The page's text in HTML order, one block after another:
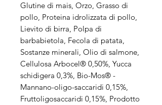
Glutine di mais, Orzo, Grasso di
pollo, Proteina idrolizzata di pollo,
Lievito di birra, Polpa di
barbabietola, Fecola di patata,
Sostanze minerali, Olio di salmone,
Cellulosa Arbocel® 0,50%, Yucca
schidigera 0,3%, Bio-Mos® -
Mannano-oligo-saccaridi 0,15%,
Fruttoligosaccaridi 0,15%, Prodotto